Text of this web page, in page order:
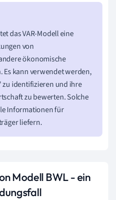
das VAR-Modell eine
von
ökonomische
Es kann verwendet werden,
identifizieren und ihre
zu bewerten. Solche
Informationen für
liefern.
Modell BWL - ein